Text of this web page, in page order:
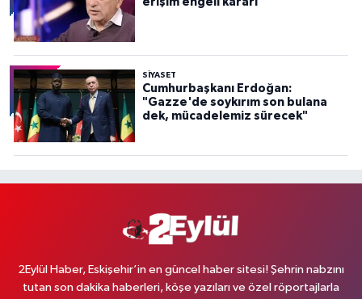
SİYASET
Cumhurbaşkanı Erdoğan:
"Gazze'de soykırım son bulana
dek, mücadelemiz sürecek"
2Eylül Haber, Eskişehir’in en güncel haber sitesi! Şehrin nabzını
tutan son dakika haberleri, köşe yazıları ve özel röportajlarla